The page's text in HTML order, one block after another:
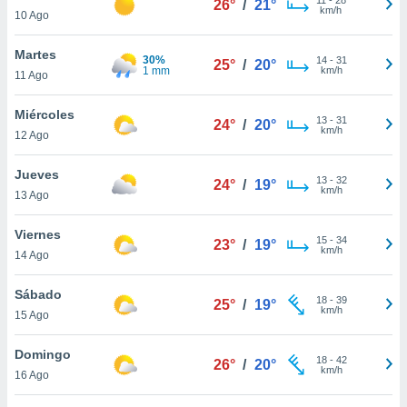
más
nuestra
y
de
disponible
cookies
aceptar
10 Ago
26° / 21°
km/h
Martes
11 Ago
30%
1 mm
25° / 20° 14- 31
km/h
Miércoles
12 Ago
24° / 20° 13- 31
km/h
Jueves
13 Ago
24° / 19° 13- 32
km/h
Viernes
14 Ago
23° / 19° 15- 34
km/h
Sábado
15 Ago
25° / 19° 18- 39
km/h
Domingo
16 Ago
26° / 20° 18- 42
km/h